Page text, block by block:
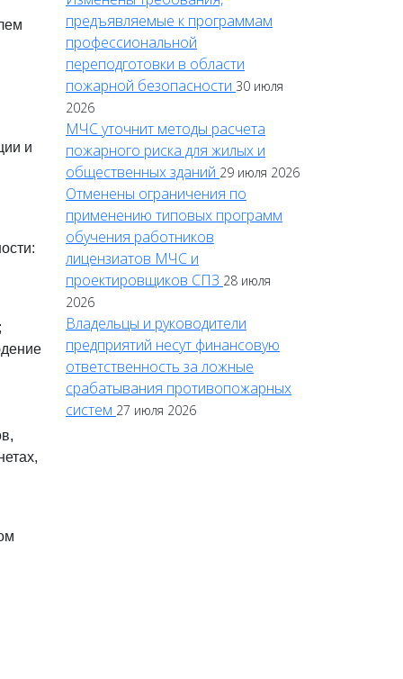
и
предъявляемые к программам
профессиональной
переподготовки в области
пожарной безопасности 30 июля
2026
МЧС уточнит методы расчета
пожарного риска для жилых и
общественных зданий 29 июля 2026
Отменены ограничения по
применению типовых программ
обучения работников
лицензиатов МЧС и
проектировщиков СПЗ 28 июля
2026
Владельцы и руководители
предприятий несут финансовую
ответственность за ложные
срабатывания противопожарных
систем 27 июля 2026